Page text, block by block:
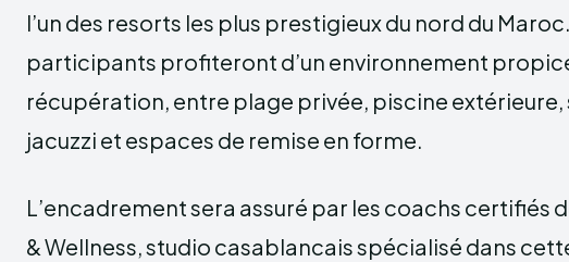
l’un des resorts les plus prestigieux du nord du
participants profiteront d’un environnement
récupération, entre plage privée, piscine extérieure,
jacuzzi et espaces de remise en forme.
L’encadrement sera assuré par les coachs certifiés
& Wellness, studio casablancais spécialisé dans